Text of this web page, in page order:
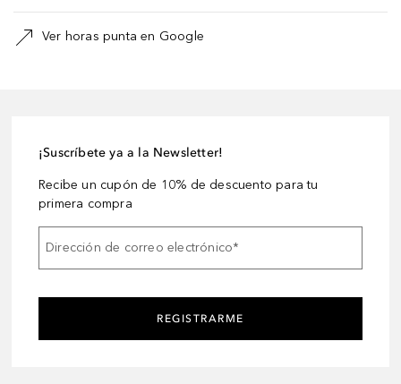
Ver horas punta en Google
¡Suscríbete ya a la Newsletter!
Recibe un cupón de 10% de descuento para tu
primera compra
Dirección de correo electrónico*
REGISTRARME